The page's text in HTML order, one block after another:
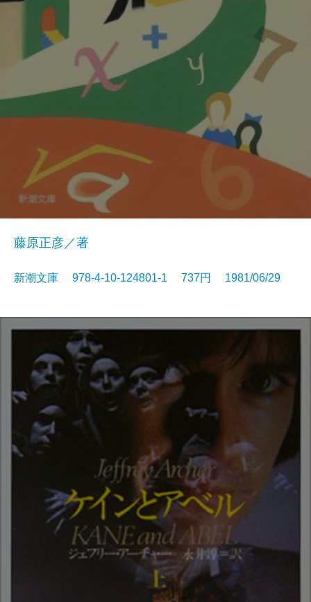
藤原正彦／著
新潮文庫 978-4-10-124801-1 737円 1981/06/29